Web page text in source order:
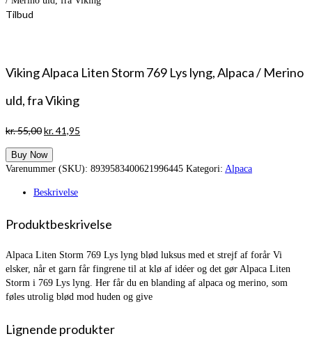
Tilbud
Viking Alpaca Liten Storm 769 Lys lyng, Alpaca / Merino
uld, fra Viking
kr.55,00Den
pris
var:
kr.41,95
er:
Buy Now
Varenummer (SKU): 8939583400621996445 Kategori: Alpaca
Beskrivelse
Produktbeskrivelse
Alpaca Liten Storm 769 Lys lyng blød luksus med et strejf af forår Vi
elsker, når et garn får fingrene til at klø af idéer og det gør Alpaca Liten
Storm i 769 Lys lyng. Her får du en blanding af alpaca og merino, som
føles utrolig blød mod huden og give
Lignende produkter